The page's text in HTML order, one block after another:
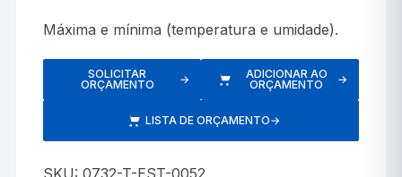
Máxima e mínima (temperatura e umidade).
SOLICITAR
ORÇAMENTO
→
ADICIONAR AO
ORÇAMENTO
→
LISTA DE ORÇAMENTO→